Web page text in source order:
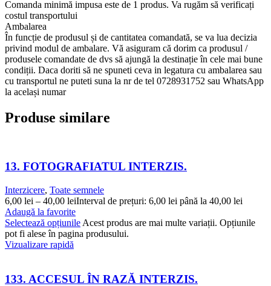
Comanda minimă impusa este de 1 produs. Va rugăm să verificați
costul transportului
Ambalarea
În funcție de produsul și de cantitatea comandată, se va lua decizia
privind modul de ambalare. Vă asiguram că dorim ca produsul /
produsele comandate de dvs să ajungă la destinație în cele mai bune
condiții. Daca doriti să ne spuneti ceva in legatura cu ambalarea sau
cu transportul ne puteti suna la nr de tel 0728931752 sau WhatsApp
la același numar
Produse similare
13. FOTOGRAFIATUL INTERZIS.
Interzicere, Toate semnele
6,00 lei – 40,00 leiInterval de prețuri: 6,00 lei până la 40,00 lei
Adaugă la favorite
Selectează opțiunile Acest produs are mai multe variații. Opțiunile
pot fi alese în pagina produsului.
Vizualizare rapidă
133. ACCESUL ÎN RAZĂ INTERZIS.